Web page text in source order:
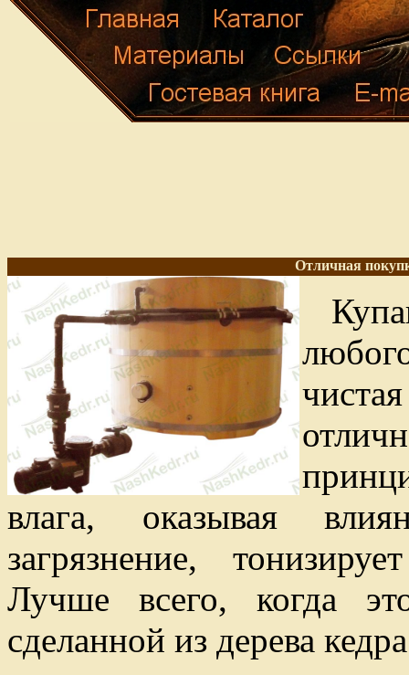
Отличная
влага, оказывая
загрязнение,
Лучше всего, когда
сделанной из дерева